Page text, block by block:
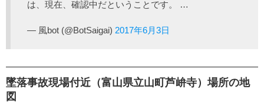
は、現在、確認中だということです。 …
— 風bot (@BotSaigai) 2017年6月3日
墜落事故現場付近（富山県立山町芦峅寺）場所の地
図